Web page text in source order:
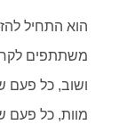
הוא התחיל
משתתפים
ושוב, כל פעם
מוות, כל פעם